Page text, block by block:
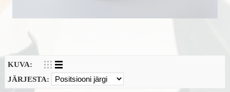
KUVA:
JÄRJESTA: